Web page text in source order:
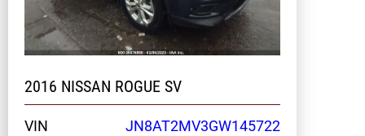
2016 NISSAN ROGUE SV
VIN
JN8AT2MV3GW145722